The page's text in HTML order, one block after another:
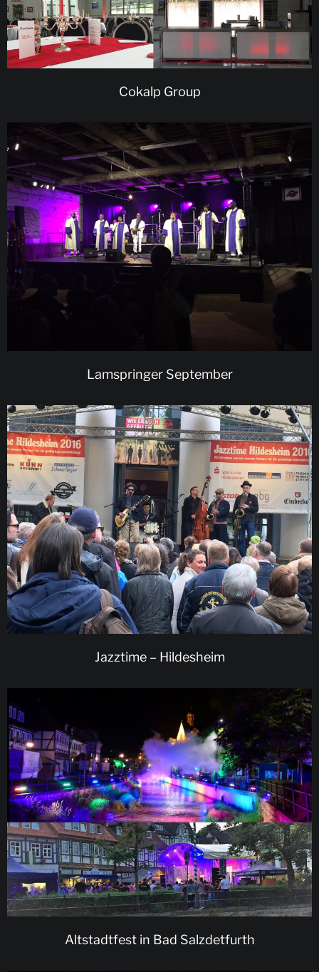
Cokalp Group
Lamspringer September
Jazztime – Hildesheim
Altstadtfest in Bad Salzdetfurth